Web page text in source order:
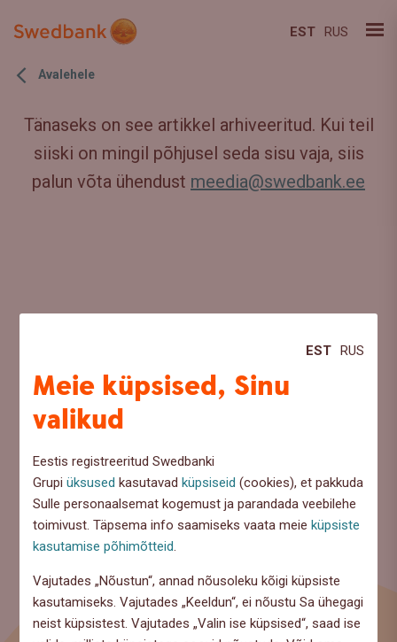
EST RUS
Meie küpsised, Sinu
valikud
Eestis registreeritud Swedbanki
Grupiüksused kasutavadküpsiseid (cookies), et pakkuda
Sulle personaalsemat kogemust ja parandada veebilehe
toimivust. Täpsema info saamiseks vaata meieküpsiste
kasutamise põhimõtteid
Vajutades „Nõustun“, annad nõusoleku kõigi küpsiste
kasutamiseks. Vajutades „Keeldun“, ei nõustu Sa ühegagi
neist küpsistest. Vajutades „Valin ise küpsised“, saad ise
EST RUS
Avalehele
Tänaseks on see artikkel arhiveeritud. Kui teil
siiski on mingil põhjusel seda sisu vaja, siis
palun võta ühendust meedia@swedbank.ee